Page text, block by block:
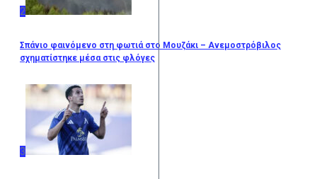
2
Σπάνιο φαινόμενο στη φωτιά στο Μουζάκι – Ανεμοστρόβιλος
σχηματίστηκε μέσα στις φλόγες
3